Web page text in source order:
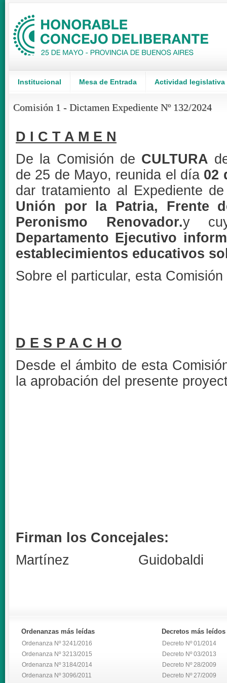
Institucional Mesa de Entrada Actividad legislativa
Comisión 1 - Dictamen Expediente Nº 132/2024
D I C T A M E N
De la Comisión de CULTURA
de 25 de Mayo, reunida el día 02
dar tratamiento al Expediente
Unión por la Patria, Frente
Peronismo Renovador.y
Departamento Ejecutivo
establecimientos educativos
Sobre el particular, esta
D E S P A C H O
Desde el ámbito de esta
la aprobación del presente
Firman los Concejales:
Martínez Guidobaldi
Ordenanzas más leídas
Ordenanza Nº 3241/2016
Ordenanza Nº 3213/2015
Ordenanza Nº 3184/2014
Ordenanza Nº 3096/2011
Decretos más leídos
Decreto Nº 01/2014
Decreto Nº 03/2013
Decreto Nº 28/2009
Decreto Nº 27/2009